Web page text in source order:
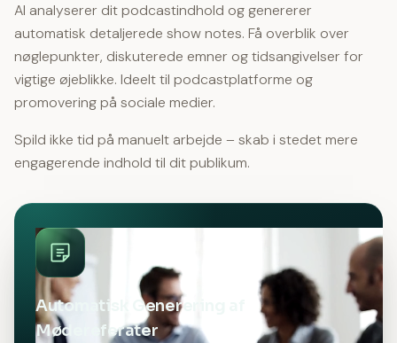
AI analyserer dit podcastindhold og genererer
automatisk detaljerede show notes. Få overblik over
nøglepunkter, diskuterede emner og tidsangivelser for
vigtige øjeblikke. Ideelt til podcastplatforme og
promovering på sociale medier.
Spild ikke tid på manuelt arbejde – skab i stedet mere
engagerende indhold til dit publikum.
Automatisk Generering af
Mødereferater